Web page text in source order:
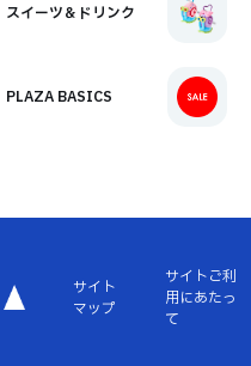
スイーツ＆ドリンク
PLAZA BASICS
サイト
マップ
サイトご利
用にあたっ
て